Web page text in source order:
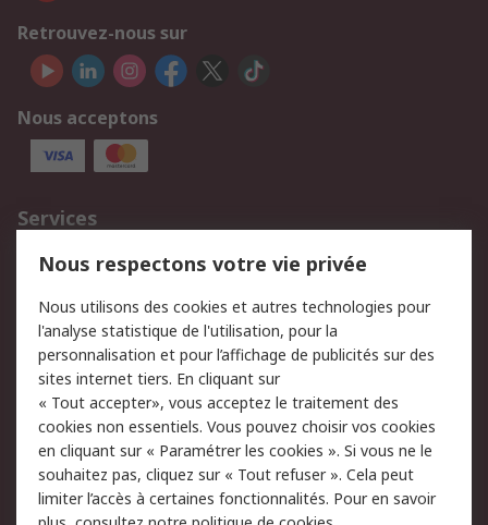
Retrouvez-nous sur
Nous acceptons
Services
750.000 produits
2.500 marques
Retours
Support technique
Track & trace
Legal
Politique de cookies
Sécurité des e-mails
Politique de protection
des données - Mise à
Conditions générales
de vente
Nous respectons votre vie privée
Nous utilisons des cookies et autres technologies pour
l'analyse statistique de l'utilisation, pour la
personnalisation et pour l’affichage de publicités sur des
sites internet tiers. En cliquant sur
« Tout accepter», vous acceptez le traitement des
cookies non essentiels. Vous pouvez choisir vos cookies
en cliquant sur « Paramétrer les cookies ». Si vous ne le
souhaitez pas, cliquez sur « Tout refuser ». Cela peut
limiter l’accès à certaines fonctionnalités. Pour en savoir